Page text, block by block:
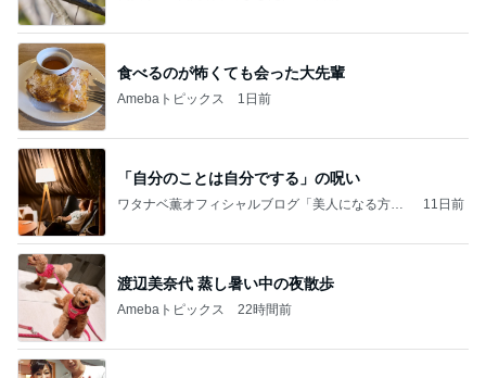
食べるのが怖くても会った大先輩
Amebaトピックス 1日前
「自分のことは自分でする」の呪い
ワタナベ薫オフィシャルブログ「美人になる方
11日前
渡辺美奈代 蒸し暑い中の夜散歩
Amebaトピックス 22時間前